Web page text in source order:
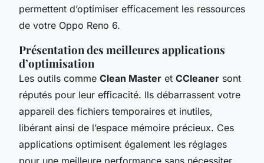
permettent d’optimiser efficacement les ressources
de votre Oppo Reno 6.
Présentation des meilleures applications
d’optimisation
Les outils comme Clean Master et CCleaner sont
réputés pour leur efficacité. Ils débarrassent votre
appareil des fichiers temporaires et inutiles,
libérant ainsi de l’espace mémoire précieux. Ces
applications optimisent également les réglages
pour une meilleure performance sans nécessiter